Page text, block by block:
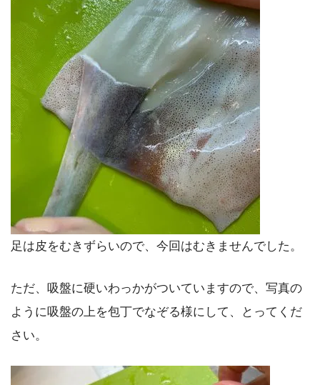
足は皮をむきずらいので、今回はむきませんでした。
ただ、吸盤に硬いわっかがついていますので、写真の
ように吸盤の上を包丁でなぞる様にして、とってくだ
さい。